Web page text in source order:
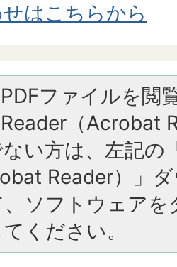
はこちらから
PDFファイルを閲
Reader（Acrobat
い方は、左記の
Reader）」
ソフトウェア
ください。